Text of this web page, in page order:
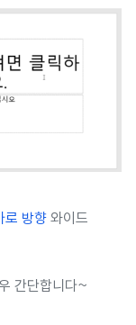
로 방향와이드
간단합니다~